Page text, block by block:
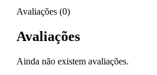
Avaliações (0)
Avaliações
Ainda não existem avaliações.